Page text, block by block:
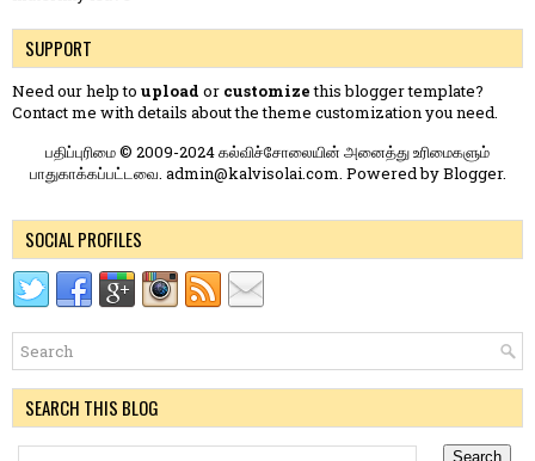
SUPPORT
Need our help to upload or customizethis blogger template?
Contact me with details about the theme customization you need.
பதிப்புரிமை © 2009-2024 கல்விச்சோலையின் அனைத்து உரிமைகளும்
பாதுகாக்கப்பட்டவை. admin@kalvisolai.com. Powered byBlogger.
SOCIAL PROFILES
SEARCH THIS BLOG